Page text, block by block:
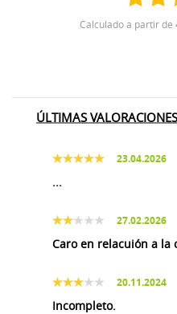
Calculado a partir
ÚLTIMAS VALORACIONES
23.04.2026
...
27.02.2026
Caro en relacuión a la
20.11.2024
Incompleto.